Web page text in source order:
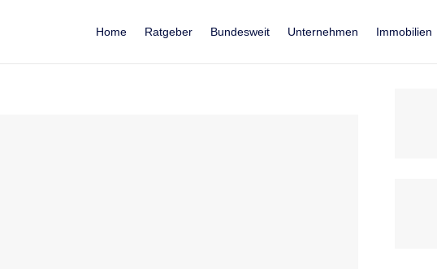
Home Ratgeber Bundesweit Unternehmen Immobilien